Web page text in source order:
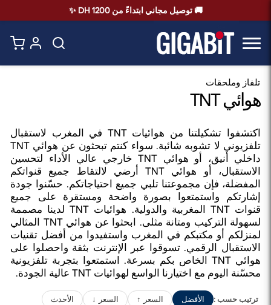
🚚 توصيل مجاني ابتداءً من 1200 DH ✨
تلفاز وملحقات
هوائي TNT
اكتشفوا تشكيلتنا من هوائيات TNT في المغرب لاستقبال
تلفزيوني لا تشوبه شائبة. سواء كنتم تبحثون عن هوائي TNT
داخلي أنيق، أو هوائي TNT خارجي عالي الأداء لتحسين
الاستقبال، أو هوائي TNT أرضي لالتقاط جميع قنواتكم
المفضلة، فإن مجموعتنا تلبي جميع احتياجاتكم. حسّنوا جودة
إشارتكم واستمتعوا بصورة واضحة ومستقرة على جميع
قنوات TNT المغربية والدولية. هوائيات TNT لدينا مصممة
لسهولة التركيب ومتانة مثلى. ابحثوا عن هوائي TNT المثالي
لمنزلكم أو مكتبكم في المغرب واستفيدوا من أفضل تقنيات
الاستقبال الرقمي. تسوقوا عبر الإنترنت بثقة واحصلوا على
هوائي TNT الخاص بكم بسرعة. استمتعوا بتجربة تلفزيونية
محسّنة اليوم مع اختيارنا الواسع لهوائيات TNT عالية الجودة.
ترتيب حسب : الأفضل السعر ↑ السعر ↓
الأحدث